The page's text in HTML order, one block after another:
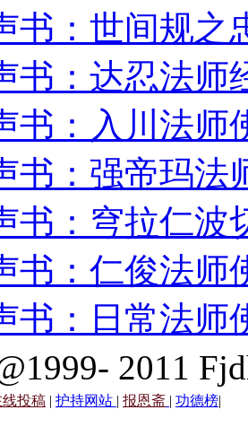
书：世间规
书：达忍法师
书：入川法师
书：强帝玛法
书：穹拉仁波
书：仁俊法师
书：日常法师
2011
线投稿 | 护持网站 | 报恩斋 | 功德榜|